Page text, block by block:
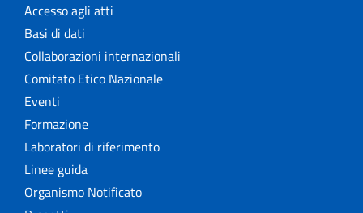
Accesso agli atti
Basi di dati
Collaborazioni internazionali
Comitato Etico Nazionale
Eventi
Formazione
Laboratori di riferimento
Linee guida
Organismo Notificato